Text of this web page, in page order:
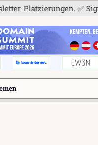
✅ Signatur-Links